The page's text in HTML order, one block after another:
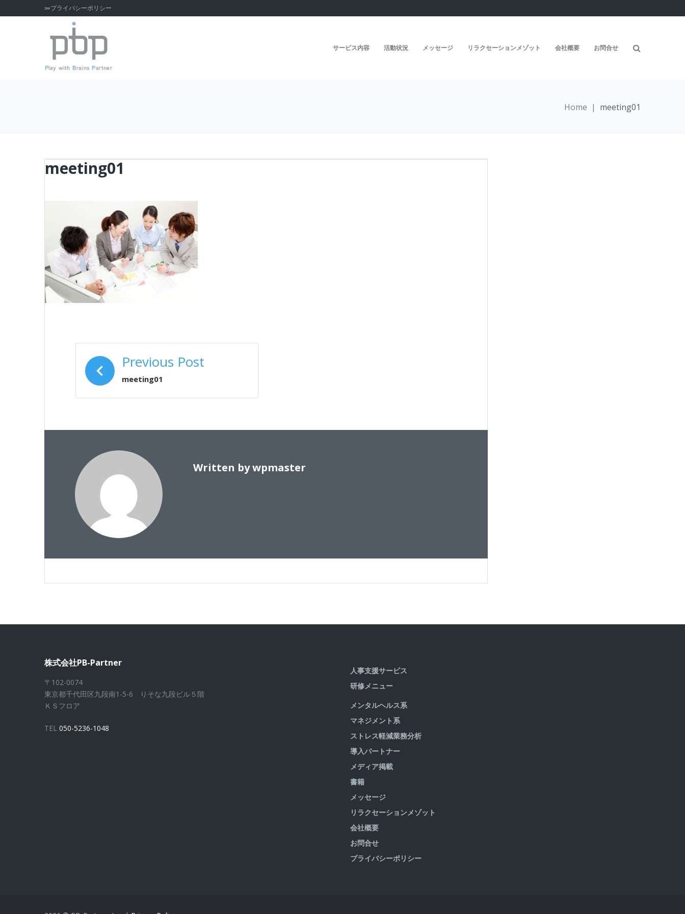
to
≔プライバシーポリシー
サービス内容 活動状況 メッセージ リラクセーションメゾット 会社概要 お問合せ
Home | meeting01
meeting01
稿
ナ
ビ
ー
ョ
ン
Previous Post
meeting01
Written bywpmaster
株式会社PB-Partner
〒102-0074
東京都千代田区九段南1-5-6 りそな九段ビル５階
ＫＳフロア
TEL 050-5236-1048
人事支援サービス
研修メニュー
メンタルヘルス系
マネジメント系
ストレス軽減業務分析
導入パートナー
メディア掲載
書籍
メッセージ
リラクセーションメゾット
会社概要
お問合せ
プライバシーポリシー